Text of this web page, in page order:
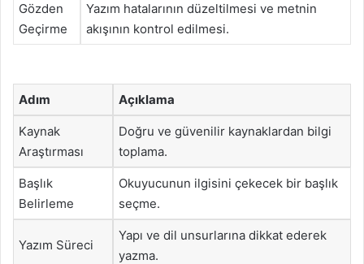
Gözden
Geçirme
Yazım hatalarının düzeltilmesi ve metnin
akışının kontrol edilmesi.
Adım Açıklama
Kaynak
Araştırması
Doğru ve güvenilir kaynaklardan bilgi
toplama.
Başlık
Belirleme
Okuyucunun ilgisini çekecek bir başlık
seçme.
Yazım Süreci
Yapı ve dil unsurlarına dikkat ederek
yazma.